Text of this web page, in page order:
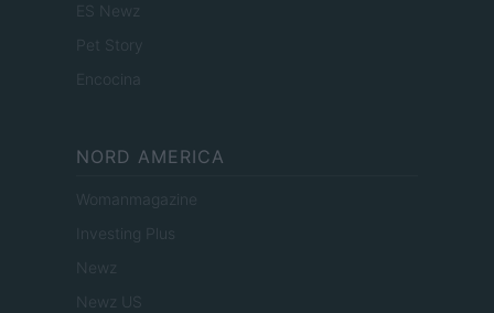
ES Newz
Pet Story
Encocina
NORD AMERICA
Womanmagazine
Investing Plus
Newz
Newz US